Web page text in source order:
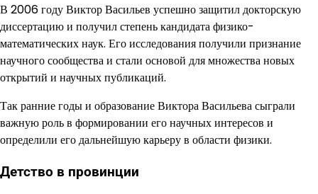
В 2006 году Виктор Васильев успешно защитил докторскую
диссертацию и получил степень кандидата физико-
математических наук. Его исследования получили признание
научного сообщества и стали основой для множества новых
открытий и научных публикаций.
Так ранние годы и образование Виктора Васильева сыграли
важную роль в формировании его научных интересов и
определили его дальнейшую карьеру в области физики.
Детство в провинции